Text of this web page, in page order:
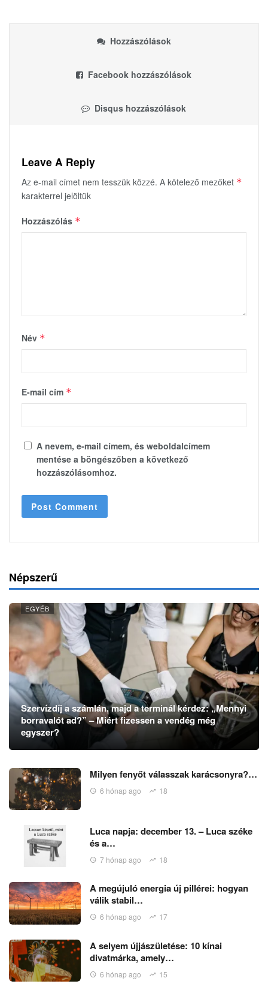
Hozzászólások
Facebook hozzászólások
Disqus hozzászólások
Leave A Reply
Az e-mail címet nem tesszük közzé. A kötelező mezőket *
karakterrel jelöltük
Hozzászólás *
Név *
E-mail cím *
A nevem, e-mail címem, és weboldalcímem
mentése a böngészőben a következő
hozzászólásomhoz.
Népszerű
EGYÉB
Szervízdíj a számlán, majd a terminál kérdez: „Mennyi
borravalót ad?” – Miért fizessen a vendég még
egyszer?
Milyen fenyőt válasszak karácsonyra?…
6 hónap ago 18
Luca napja: december 13. – Luca széke
és a…
7 hónap ago 18
A megújuló energia új pillérei: hogyan
válik stabil…
6 hónap ago 17
A selyem újjászületése: 10 kínai
divatmárka, amely…
6 hónap ago 15